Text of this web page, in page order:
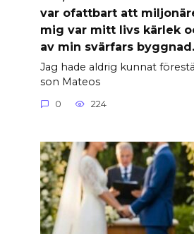
var ofattbart att
mig var mitt livs kärlek
av min svärfars byggnad.
Jag hade aldrig kunnat
son Mateos
0 224